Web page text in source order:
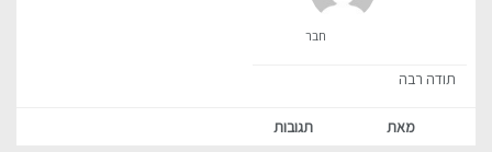
חבר
תודה רבה
מאת תגובות